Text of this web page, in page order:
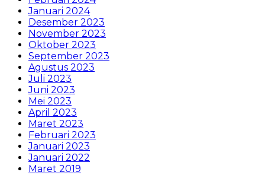
Januari 2024
Desember 2023
November 2023
Oktober 2023
September 2023
Agustus 2023
Juli 2023
Juni 2023
Mei 2023
April 2023
Maret 2023
Februari 2023
Januari 2023
Januari 2022
Maret 2019